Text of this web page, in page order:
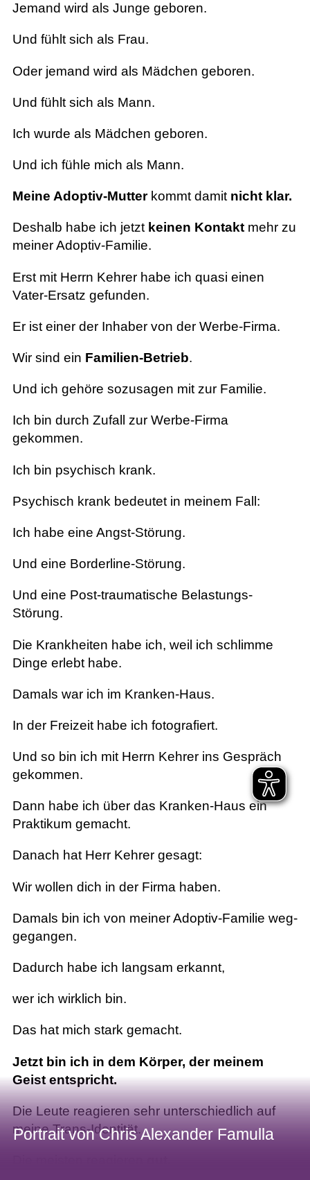
Portrait von Chris Alexander Famulla
Jemand wird als Junge geboren.
Und fühlt sich als Frau.
Oder jemand wird als Mädchen geboren.
Und fühlt sich als Mann.
Ich wurde als Mädchen geboren.
Und ich fühle mich als Mann.
Meine Adoptiv-Mutterkommt damit nicht klar.
Deshalb habe ich jetzt keinen Kontakt mehr zu
meiner Adoptiv-Familie.
Erst mit Herrn Kehrer habe ich quasi einen
Vater-Ersatz gefunden.
Er ist einer der Inhaber von der Werbe-Firma.
Wir sind ein Familien-Betrieb.
Und ich gehöre sozusagen mit zur Familie.
Ich bin durch Zufall zur Werbe-Firma
gekommen.
Ich bin psychisch krank.
Psychisch krank bedeutet in meinem Fall:
Ich habe eine Angst-Störung.
Und eine Borderline-Störung.
Und eine Post-traumatische Belastungs-
Störung.
Die Krankheiten habe ich, weil ich schlimme
Dinge erlebt habe.
Damals war ich im Kranken-Haus.
In der Freizeit habe ich fotografiert.
Und so bin ich mit Herrn Kehrer ins Gespräch
gekommen.
Dann habe ich über das Kranken-Haus ein
Praktikum gemacht.
Danach hat Herr Kehrer gesagt:
Wir wollen dich in der Firma haben.
Damals bin ich von meiner Adoptiv-Familie weg-
gegangen.
Dadurch habe ich langsam erkannt,
wer ich wirklich bin.
Das hat mich stark gemacht.
Jetzt bin ich in dem Körper, der meinem
Geist entspricht.
Die Leute reagieren sehr unterschiedlich auf
meine Trans-Identität.
Portrait von Chris Alexander Famulla